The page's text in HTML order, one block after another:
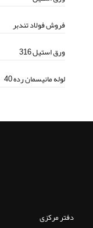
فروش فولاد تندبر
ورق استیل 316
لوله مانیسمان رده 40
دفتر مرکزی